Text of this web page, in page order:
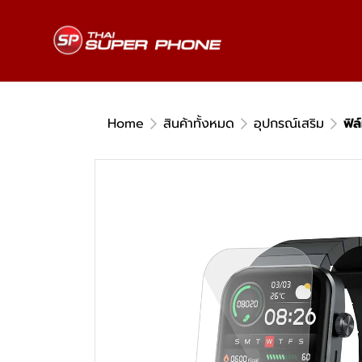
Home สินค้าทั้งหมด อุปกรณ์เสริม ฟิ